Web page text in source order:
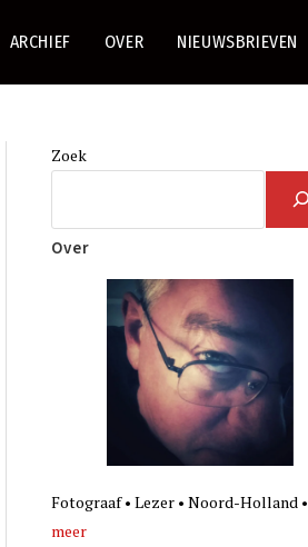
ARCHIEF OVER NIEUWSBRIEVEN
Zoek
Over
Fotograaf • Lezer • Noord-Holland •
meer